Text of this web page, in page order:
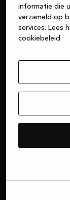
informatie die
verzameld op
services. Lees
cookiebeleid
Wij zijn de